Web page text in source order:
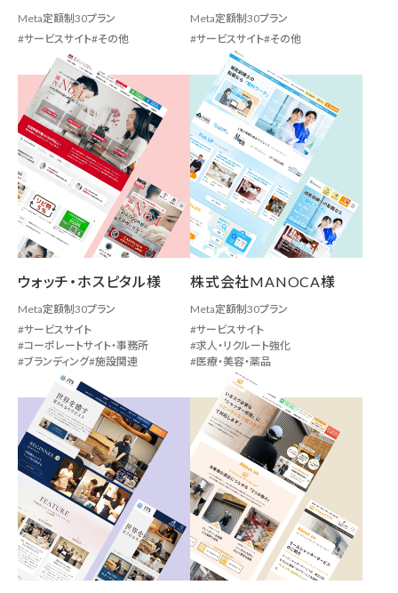
Meta定額制30プラン
サービスサイト その他
Meta定額制30プラン
サービスサイト その他
ウォッチ・ホスピタル様
Meta定額制30プラン
サービスサイト
コーポレートサイト・事務所
ブランディング 施設関連
株式会社MANOCA様
Meta定額制30プラン
サービスサイト
求人・リクルート強化
医療・美容・薬品